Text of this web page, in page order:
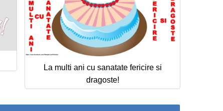
La multi ani cu sanatate fericire si
dragoste!